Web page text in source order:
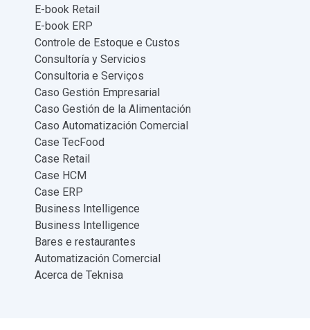
E-book Retail
E-book ERP
Controle de Estoque e Custos
Consultoría y Servicios
Consultoria e Serviços
Caso Gestión Empresarial
Caso Gestión de la Alimentación
Caso Automatización Comercial
Case TecFood
Case Retail
Case HCM
Case ERP
Business Intelligence
Business Intelligence
Bares e restaurantes
Automatización Comercial
Acerca de Teknisa